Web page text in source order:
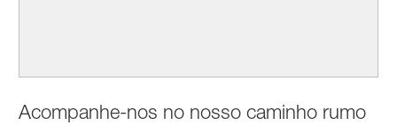
Acompanhe-nos no nosso caminho rumo